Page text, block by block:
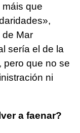
que
»,
Mar
sería el de la
pero que no se
ni
a faenar?